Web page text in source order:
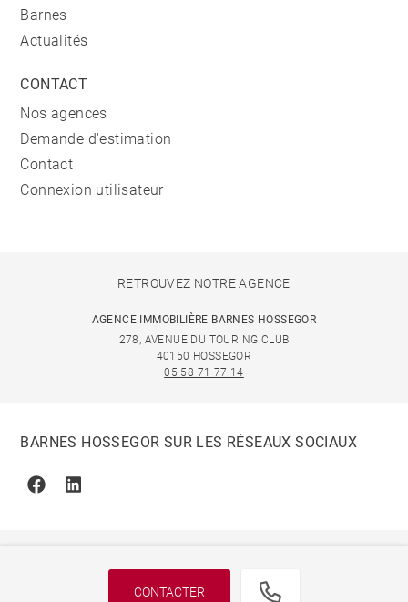
CONTACTER
Barnes
Actualités
CONTACT
Nos agences
Demande d'estimation
Contact
Connexion utilisateur
RETROUVEZ NOTRE AGENCE
AGENCE IMMOBILIÈRE BARNES HOSSEGOR
278, AVENUE DU TOURING CLUB
40150 HOSSEGOR
05 58 71 77 14
BARNES HOSSEGOR SUR LES RÉSEAUX SOCIAUX
FacebookLinkedin
© 2026 BARNES, INTERNATIONAL REALTY - BARNES